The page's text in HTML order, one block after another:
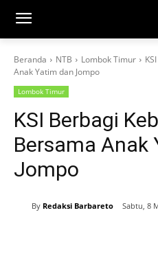
Beranda NTB Lombok Timur
Anak Yatim dan Jompo
Lombok Timur
KSI Berbagi
Bersama Anak
Jompo
By Redaksi Barbareto Sabtu, 8